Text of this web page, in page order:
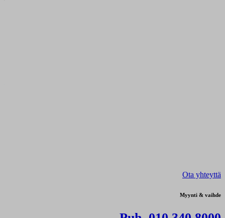
Ota yhteyttä
Myynti & vaihde